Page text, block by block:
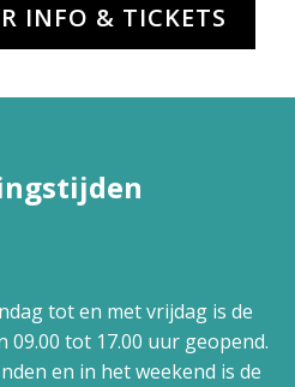
INFO & TICKETS
tot en met vrijdag is de
09.00 tot 17.00 uur geopend.
en in het weekend is de